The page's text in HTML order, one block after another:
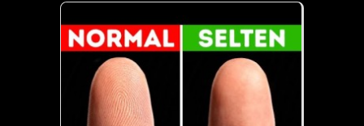
Der Paternoster ist einerseits spannend,